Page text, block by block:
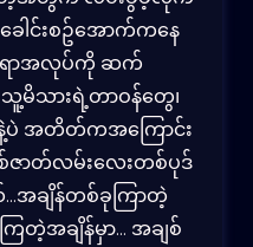
ါင်းစဥ်အောက်ကနေ
ါရာအလုပ်ကို ဆက်
မိသားရဲ့တာဝန်တွေ၊
နဲ့ပဲ အတိတ်ကအကြောင်း
ဇာတ်လမ်းလေးတစ်ပုဒ်
အချိန်တစ်ခုကြာတဲ့
ြတဲ့အချိန်မှာ... အချစ်